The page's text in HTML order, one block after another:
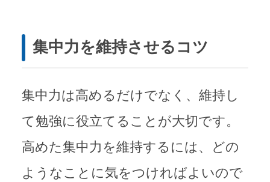
集中力を維持させるコツ
集中力は高めるだけでなく、維持し
て勉強に役立てることが大切です。
高めた集中力を維持するには、どの
ようなことに気をつければよいので